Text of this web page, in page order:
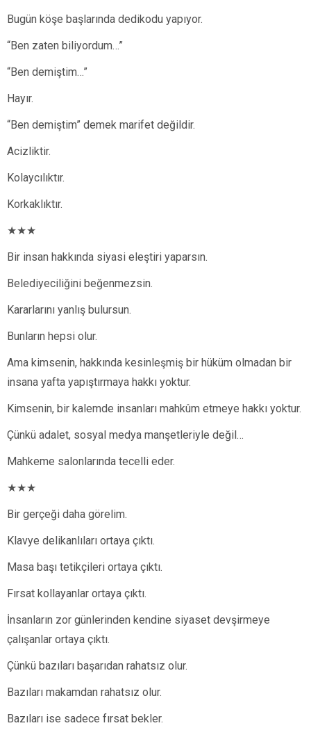
Bugün köşe başlarında dedikodu yapıyor.
“Ben zaten biliyordum…”
“Ben demiştim…”
Hayır.
“Ben demiştim” demek marifet değildir.
Acizliktir.
Kolaycılıktır.
Korkaklıktır.
★★★
Bir insan hakkında siyasi eleştiri yaparsın.
Belediyeciliğini beğenmezsin.
Kararlarını yanlış bulursun.
Bunların hepsi olur.
Ama kimsenin, hakkında kesinleşmiş bir hüküm olmadan bir
insana yafta yapıştırmaya hakkı yoktur.
Kimsenin, bir kalemde insanları mahkûm etmeye hakkı yoktur.
Çünkü adalet, sosyal medya manşetleriyle değil…
Mahkeme salonlarında tecelli eder.
★★★
Bir gerçeği daha görelim.
Klavye delikanlıları ortaya çıktı.
Masa başı tetikçileri ortaya çıktı.
Fırsat kollayanlar ortaya çıktı.
İnsanların zor günlerinden kendine siyaset devşirmeye
çalışanlar ortaya çıktı.
Çünkü bazıları başarıdan rahatsız olur.
Bazıları makamdan rahatsız olur.
Bazıları ise sadece fırsat bekler.